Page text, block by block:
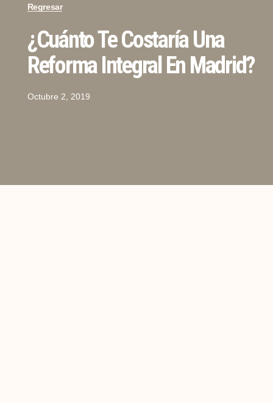
Regresar
¿Cuánto Te Costaría Una
Reforma Integral En Madrid?
Octubre 2, 2019